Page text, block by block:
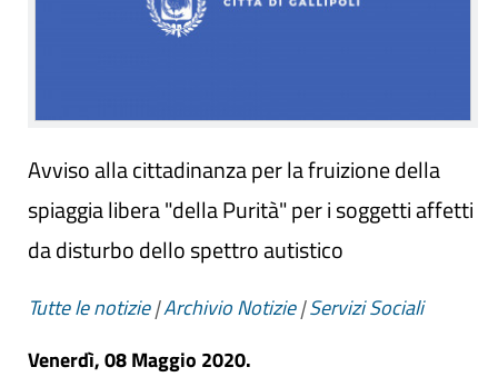
Avviso alla cittadinanza per la fruizione della
spiaggia libera "della Purità" per i soggetti affetti
da disturbo dello spettro autistico
Tutte le notizie|Archivio Notizie|Servizi Sociali
Venerdì, 08 Maggio 2020.